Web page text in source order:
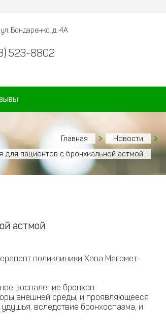
ул. Бондаренко, д. 4А
523-8802
Главная
Новости
для пациентов с бронхиальной астмой
астмой
поликлиники Хава Магомет-
воспаление бронхов
внешней среды, и проявляющееся
вследствие бронхоспазма, и